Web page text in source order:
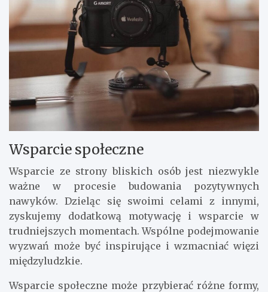
Wsparcie społeczne
Wsparcie ze strony bliskich osób jest niezwykle
ważne w procesie budowania pozytywnych
nawyków. Dzieląc się swoimi celami z innymi,
zyskujemy dodatkową motywację i wsparcie w
trudniejszych momentach. Wspólne podejmowanie
wyzwań może być inspirujące i wzmacniać więzi
międzyludzkie.
Wsparcie społeczne może przybierać różne formy,